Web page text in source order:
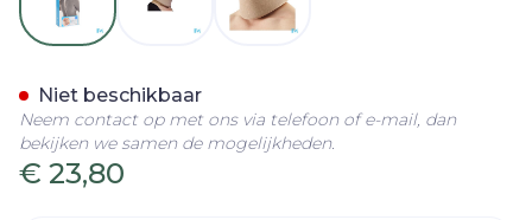
€ 23,80
Niet beschikbaar
Neem contact op met ons via telefoon of e-mail, dan
bekijken we samen de mogelijkheden.